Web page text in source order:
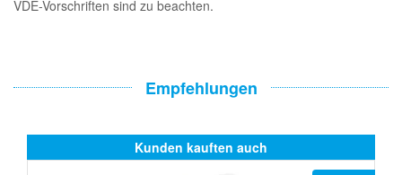
VDE-Vorschriften sind zu beachten.
Empfehlungen
Kunden kauften auch